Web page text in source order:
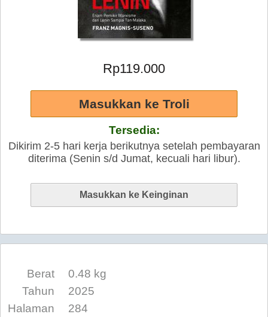
Rp119.000
Tersedia:
Dikirim 2-5 hari kerja berikutnya setelah pembayaran
diterima (Senin s/d Jumat, kecuali hari libur).
Berat
0.48 kg
Tahun
2025
Halaman
284